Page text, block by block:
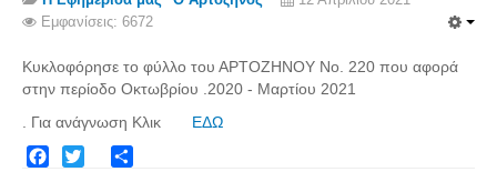
Σερβαίοι Συγγραφείς/Λογoτέχνες
Γραφή Πατριωτών/Συνεργατών
Σερβαίοι Αγωνιστές/Πεσόντες
Σερβαίοι για το Σέρβου
Εμφανίσεις: 6672
Κυκλοφόρησε το φύλλο του ΑΡΤΟΖΗΝΟΥ Νο. 220 που αφορά
στην περίοδο Οκτωβρίου .2020 - Μαρτίου 2021
. Για ανάγνωση Κλικ
ΕΔΩ